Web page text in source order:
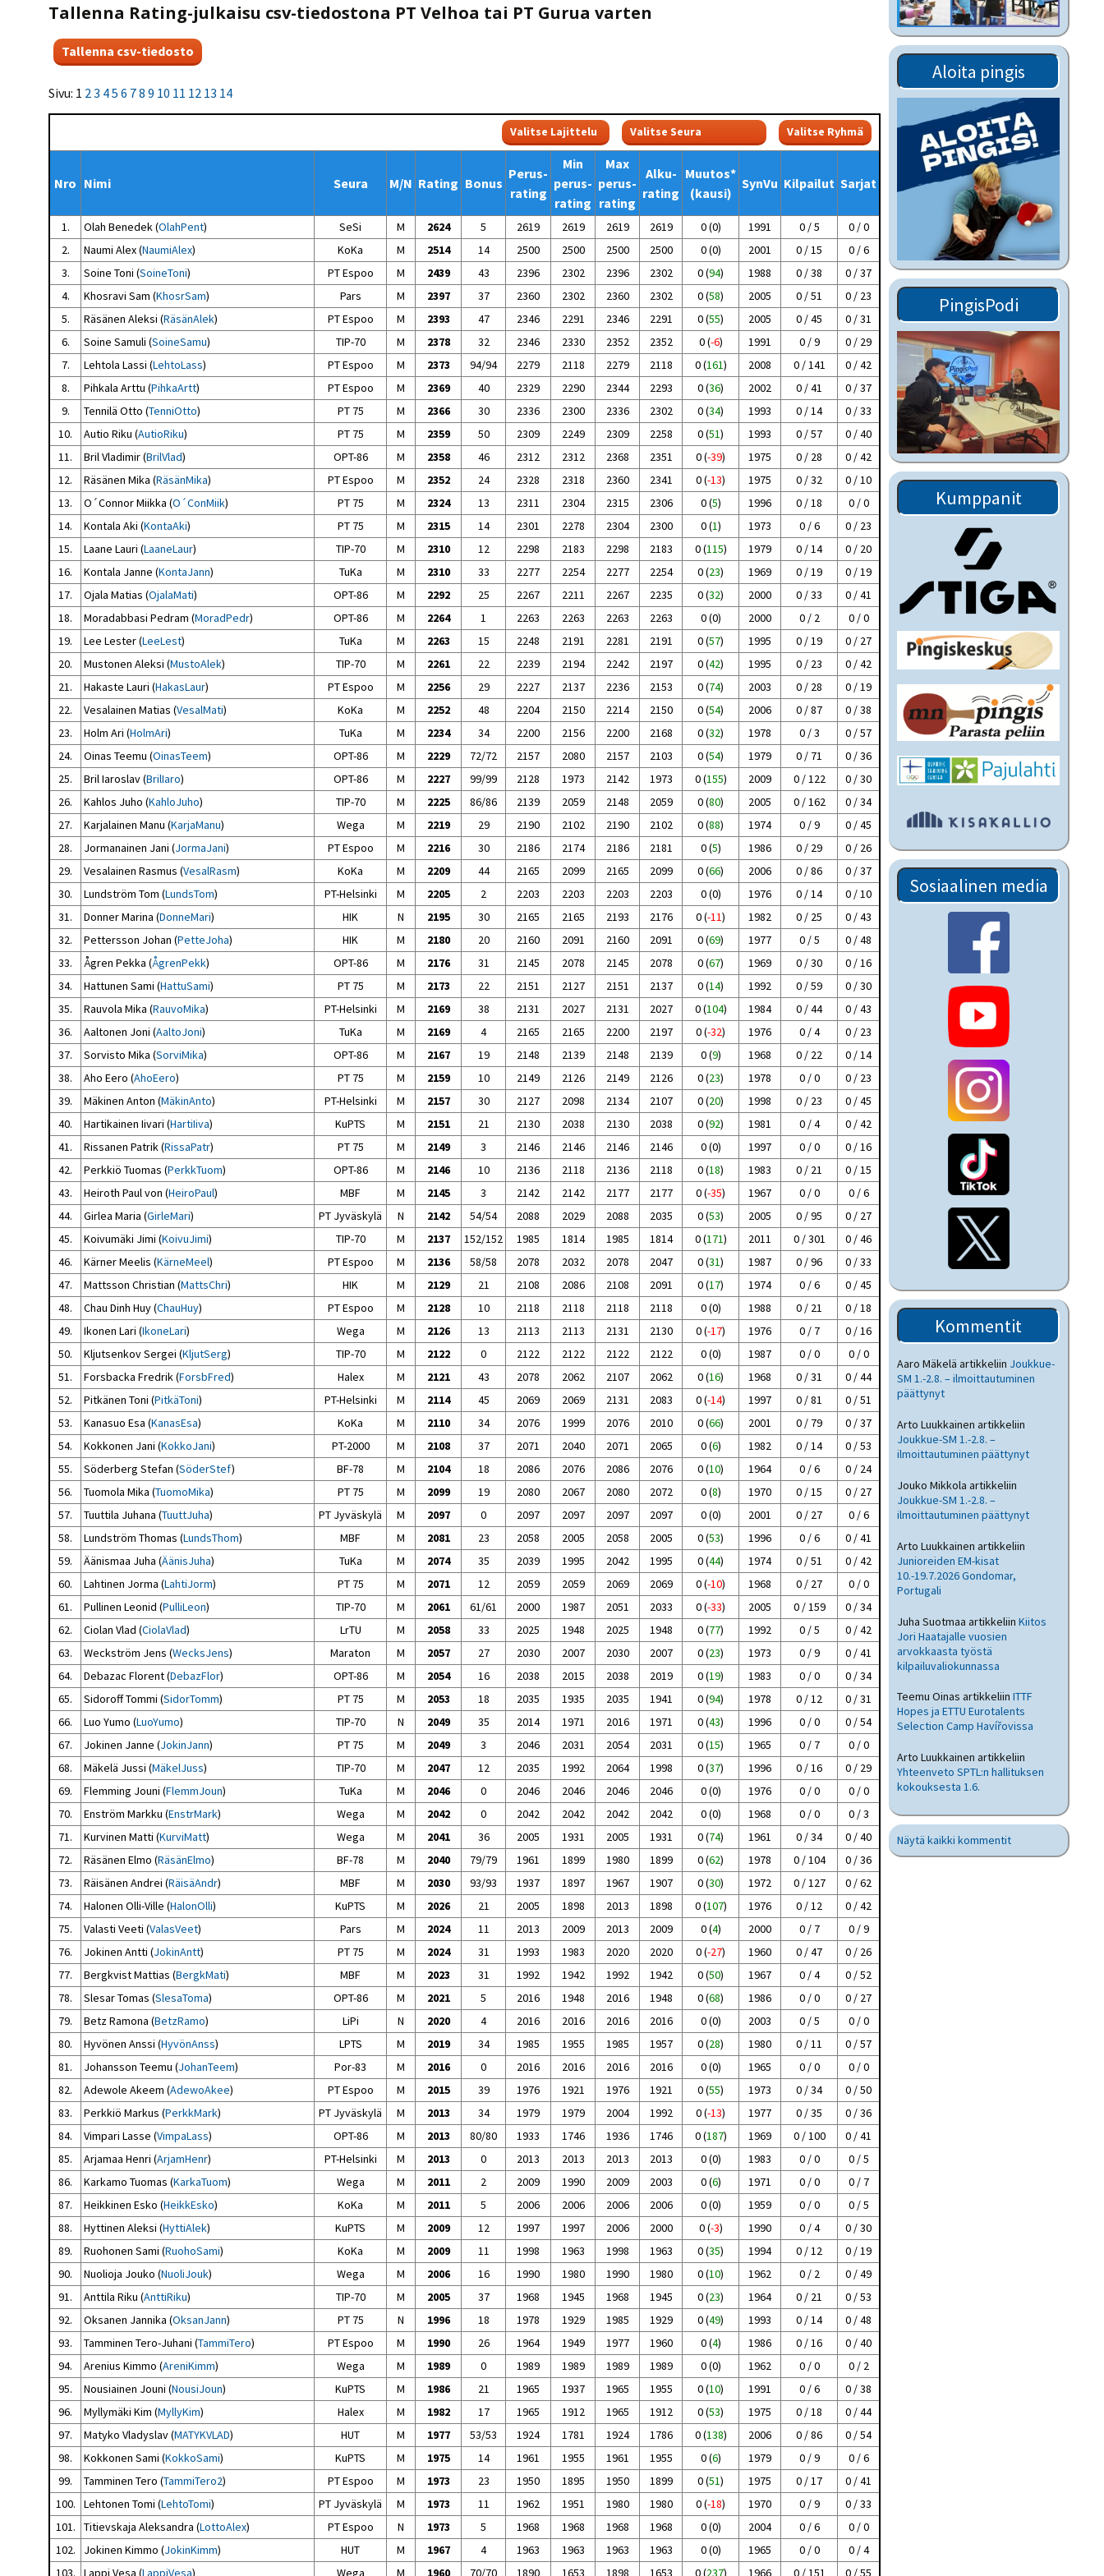
Valiokunnat
Vastuullisuus
Ilmoita epäasiallisesta
NETU in English
Tietosuoja
ohjeet
Rating-artikkelit
Rating-manuaali
Julkaistut Rating-listat
6-divisioona
Sarjatiedotteet
joukkueiden
Seurasiirrot
Seuratiedotteet
EU-Erasmus:
sukupuolten tasa-arvo
kattavan osallisuuden
kautta
pöytätenniksessä-opas
Venyttely
Tallenna Rating-julkaisu csv-tiedostona PT Velhoa tai PT Gurua varten
Sivu: 1 23 45 6 78 9 10 11 12 13 14
Nro Nimi Seura M/N Rating Bonus
Perus-
rating
Min
perus-
rating
Max
perus-
rating
Alku-
rating
Muutos*
(kausi)
SynVu Kilpailut Sarjat
1. Olah Benedek (OlahPent) SeSi M 2624 5 2619 2619 2619 2619 0(0) 1991 0 / 5
0 / 0
2.
Naumi Alex (NaumiAlex) KoKa M 2514 14 2500 2500 2500 2500 0(0) 2001 0 / 15
0 / 6
3.
Soine Toni (SoineToni) PT Espoo M 2439 43 2396 2302 2396 2302 0(94) 1988 0 / 38
0 / 37
4.
Khosravi Sam (KhosrSam) Pars M 2397 37 2360 2302 2360 2302 0(58) 2005 0 / 51
0 / 23
5.
Räsänen Aleksi (RäsänAlek) PT Espoo M 2393 47 2346 2291 2346 2291 0(55) 2005 0 / 45
0 / 31
6.
Soine Samuli (SoineSamu) TIP-70 M 2378 32 2346 2330 2352 2352 0(-6) 1991 0 / 9
0 / 29
7.
Lehtola Lassi (LehtoLass) PT Espoo M 2373 94/94 2279 2118 2279 2118 0(161) 2008 0 / 141
0 / 42
8.
Pihkala Arttu (PihkaArtt) PT Espoo M 2369 40 2329 2290 2344 2293 0(36) 2002 0 / 41
0 / 37
9.
Tennilä Otto (TenniOtto) PT 75 M 2366 30 2336 2300 2336 2302 0(34) 1993 0 / 14
0 / 33
10.
Autio Riku (AutioRiku) PT 75 M 2359 50 2309 2249 2309 2258 0(51) 1993 0 / 57
0 / 40
11.
Bril Vladimir (BrilVlad) OPT-86 M 2358 46 2312 2312 2368 2351 0(-39) 1975 0 / 28
0 / 42
12.
Räsänen Mika (RäsänMika) PT Espoo M 2352 24 2328 2318 2360 2341 0(-13) 1975 0 / 32
0 / 10
13.
O´Connor Miikka (O´ConMiik) PT 75 M 2324 13 2311 2304 2315 2306 0(5) 1996 0 / 18
0 / 0
14.
Kontala Aki (KontaAki) PT 75 M 2315 14 2301 2278 2304 2300 0(1) 1973 0 / 6
0 / 23
15.
Laane Lauri (LaaneLaur) TIP-70 M 2310 12 2298 2183 2298 2183 0(115) 1979 0 / 14
0 / 20
16.
Kontala Janne (KontaJann) TuKa M 2310 33 2277 2254 2277 2254 0(23) 1969 0 / 19
0 / 19
17.
Ojala Matias (OjalaMati) OPT-86 M 2292 25 2267 2211 2267 2235 0(32) 2000 0 / 33
0 / 41
18.
Moradabbasi Pedram (MoradPedr) OPT-86 M 2264 1 2263 2263 2263 2263 0(0) 2000 0 / 2
0 / 0
19.
Lee Lester (LeeLest) TuKa M 2263 15 2248 2191 2281 2191 0(57) 1995 0 / 19
0 / 27
20.
Mustonen Aleksi (MustoAlek) TIP-70 M 2261 22 2239 2194 2242 2197 0(42) 1995 0 / 23
0 / 42
21.
Hakaste Lauri (HakasLaur) PT Espoo M 2256 29 2227 2137 2236 2153 0(74) 2003 0 / 28
0 / 19
22.
Vesalainen Matias (VesalMati) KoKa M 2252 48 2204 2150 2214 2150 0(54) 2006 0 / 87
0 / 38
23.
Holm Ari (HolmAri) TuKa M 2234 34 2200 2156 2200 2168 0(32) 1978 0 / 3
0 / 57
24.
Oinas Teemu (OinasTeem) OPT-86 M 2229 72/72 2157 2080 2157 2103 0(54) 1979 0 / 71
0 / 36
25.
Bril Iaroslav (BrilIaro) OPT-86 M 2227 99/99 2128 1973 2142 1973 0(155) 2009 0 / 122
0 / 30
26.
Kahlos Juho (KahloJuho) TIP-70 M 2225 86/86 2139 2059 2148 2059 0(80) 2005 0 / 162
0 / 34
27.
Karjalainen Manu (KarjaManu) Wega M 2219 29 2190 2102 2190 2102 0(88) 1974 0 / 9
0 / 45
28.
Jormanainen Jani (JormaJani) PT Espoo M 2216 30 2186 2174 2186 2181 0(5) 1986 0 / 29
0 / 26
29.
Vesalainen Rasmus (VesalRasm) KoKa M 2209 44 2165 2099 2165 2099 0(66) 2006 0 / 86
0 / 37
30.
Lundström Tom (LundsTom) PT-Helsinki M 2205 2 2203 2203 2203 2203 0(0) 1976 0 / 14
0 / 10
31.
Donner Marina (DonneMari) HIK N 2195 30 2165 2165 2193 2176 0(-11) 1982 0 / 25
0 / 43
32.
Pettersson Johan (PetteJoha) HIK M 2180 20 2160 2091 2160 2091 0(69) 1977 0 / 5
0 / 48
33.
Ågren Pekka (ÅgrenPekk) OPT-86 M 2176 31 2145 2078 2145 2078 0(67) 1969 0 / 30
0 / 16
34.
Hattunen Sami (HattuSami) PT 75 M 2173 22 2151 2127 2151 2137 0(14) 1992 0 / 59
0 / 30
35.
Rauvola Mika (RauvoMika) PT-Helsinki M 2169 38 2131 2027 2131 2027 0(104) 1984 0 / 44
0 / 43
36.
Aaltonen Joni (AaltoJoni) TuKa M 2169 4 2165 2165 2200 2197 0(-32) 1976 0 / 4
0 / 23
37.
Sorvisto Mika (SorviMika) OPT-86 M 2167 19 2148 2139 2148 2139 0(9) 1968 0 / 22
0 / 14
38.
Aho Eero (AhoEero) PT 75 M 2159 10 2149 2126 2149 2126 0(23) 1978 0 / 0
0 / 23
39.
Mäkinen Anton (MäkinAnto) PT-Helsinki M 2157 30 2127 2098 2134 2107 0(20) 1998 0 / 23
0 / 45
40.
Hartikainen Iivari (HartiIiva) KuPTS M 2151 21 2130 2038 2130 2038 0(92) 1981 0 / 4
0 / 42
41.
Rissanen Patrik (RissaPatr) PT 75 M 2149 3 2146 2146 2146 2146 0(0) 1997 0 / 0
0 / 16
42.
Perkkiö Tuomas (PerkkTuom) OPT-86 M 2146 10 2136 2118 2136 2118 0(18) 1983 0 / 21
0 / 15
43.
Heiroth Paul von (HeiroPaul) MBF M 2145 3 2142 2142 2177 2177 0(-35) 1967 0 / 0
0 / 6
44.
Girlea Maria (GirleMari) PT Jyväskylä N 2142 54/54 2088 2029 2088 2035 0(53) 2005 0 / 95
0 / 27
45.
Koivumäki Jimi (KoivuJimi) TIP-70 M 2137 152/152 1985 1814 1985 1814 0(171) 2011 0 / 301
0 / 46
46.
Kärner Meelis (KärneMeel) PT Espoo M 2136 58/58 2078 2032 2078 2047 0(31) 1987 0 / 96
0 / 33
47.
Mattsson Christian (MattsChri) HIK M 2129 21 2108 2086 2108 2091 0(17) 1974 0 / 6
0 / 45
48.
Chau Dinh Huy (ChauHuy) PT Espoo M 2128 10 2118 2118 2118 2118 0(0) 1988 0 / 21
0 / 18
49.
Ikonen Lari (IkoneLari) Wega M 2126 13 2113 2113 2131 2130 0(-17) 1976 0 / 7
0 / 16
50.
Kljutsenkov Sergei (KljutSerg) TIP-70 M 2122 0 2122 2122 2122 2122 0(0) 1987 0 / 0
0 / 0
51.
Forsbacka Fredrik (ForsbFred) Halex M 2121 43 2078 2062 2107 2062 0(16) 1968 0 / 31
0 / 44
52.
Pitkänen Toni (PitkäToni) PT-Helsinki M 2114 45 2069 2069 2131 2083 0(-14) 1997 0 / 81
0 / 51
53.
Kanasuo Esa (KanasEsa) KoKa M 2110 34 2076 1999 2076 2010 0(66) 2001 0 / 79
0 / 37
54.
Kokkonen Jani (KokkoJani) PT-2000 M 2108 37 2071 2040 2071 2065 0(6) 1982 0 / 14
0 / 53
55.
Söderberg Stefan (SöderStef) BF-78 M 2104 18 2086 2076 2086 2076 0(10) 1964 0 / 6
0 / 24
56.
Tuomola Mika (TuomoMika) PT 75 M 2099 19 2080 2067 2080 2072 0(8) 1970 0 / 15
0 / 27
57.
Tuuttila Juhana (TuuttJuha) PT Jyväskylä M 2097 0 2097 2097 2097 2097 0(0) 2001 0 / 27
0 / 6
58.
Lundström Thomas (LundsThom) MBF M 2081 23 2058 2005 2058 2005 0(53) 1996 0 / 6
0 / 41
59.
Äänismaa Juha (ÄänisJuha) TuKa M 2074 35 2039 1995 2042 1995 0(44) 1974 0 / 51
0 / 42
60.
Lahtinen Jorma (LahtiJorm) PT 75 M 2071 12 2059 2059 2069 2069 0(-10) 1968 0 / 27
0 / 0
61.
Pullinen Leonid (PulliLeon) TIP-70 M 2061 61/61 2000 1987 2051 2033 0(-33) 2005 0 / 159
0 / 34
62.
Ciolan Vlad (CiolaVlad) LrTU M 2058 33 2025 1948 2025 1948 0(77) 1992 0 / 5
0 / 42
63.
Weckström Jens (WecksJens) Maraton M 2057 27 2030 2007 2030 2007 0(23) 1973 0 / 9
0 / 41
64.
Debazac Florent (DebazFlor) OPT-86 M 2054 16 2038 2015 2038 2019 0(19) 1983 0 / 0
0 / 34
65.
Sidoroff Tommi (SidorTomm) PT 75 M 2053 18 2035 1935 2035 1941 0(94) 1978 0 / 12
0 / 31
66.
Luo Yumo (LuoYumo) TIP-70 N 2049 35 2014 1971 2016 1971 0(43) 1996 0 / 0
0 / 54
67.
Jokinen Janne (JokinJann) PT 75 M 2049 3 2046 2031 2054 2031 0(15) 1965 0 / 7
0 / 0
68.
Mäkelä Jussi (MäkelJuss) TIP-70 M 2047 12 2035 1992 2064 1998 0(37) 1996 0 / 16
0 / 29
69.
Flemming Jouni (FlemmJoun) TuKa M 2046 0 2046 2046 2046 2046 0(0) 1976 0 / 0
0 / 0
70.
Enström Markku (EnstrMark) Wega M 2042 0 2042 2042 2042 2042 0(0) 1968 0 / 0
0 / 3
71.
Kurvinen Matti (KurviMatt) Wega M 2041 36 2005 1931 2005 1931 0(74) 1961 0 / 34
0 / 40
72.
Räsänen Elmo (RäsänElmo) BF-78 M 2040 79/79 1961 1899 1980 1899 0(62) 1978 0 / 104
0 / 36
73.
Räisänen Andrei (RäisäAndr) MBF M 2030 93/93 1937 1897 1967 1907 0(30) 1972 0 / 127
0 / 62
74.
Halonen Olli-Ville (HalonOlli) KuPTS M 2026 21 2005 1898 2013 1898 0(107) 1976 0 / 12
0 / 42
75.
Valasti Veeti (ValasVeet) Pars M 2024 11 2013 2009 2013 2009 0(4) 2000 0 / 7
0 / 9
76.
Jokinen Antti (JokinAntt) PT 75 M 2024 31 1993 1983 2020 2020 0(-27) 1960 0 / 47
0 / 26
77.
Bergkvist Mattias (BergkMati) MBF M 2023 31 1992 1942 1992 1942 0(50) 1967 0 / 4
0 / 52
78.
Slesar Tomas (SlesaToma) OPT-86 M 2021 5 2016 1948 2016 1948 0(68) 1986 0 / 0
0 / 27
79.
Betz Ramona (BetzRamo) LiPi N 2020 4 2016 2016 2016 2016 0(0) 2003 0 / 5
0 / 0
80.
Hyvönen Anssi (HyvönAnss) LPTS M 2019 34 1985 1955 1985 1957 0(28) 1980 0 / 11
0 / 57
81.
Johansson Teemu (JohanTeem) Por-83 M 2016 0 2016 2016 2016 2016 0(0) 1965 0 / 0
0 / 0
82.
Adewole Akeem (AdewoAkee) PT Espoo M 2015 39 1976 1921 1976 1921 0(55) 1973 0 / 34
0 / 50
83.
Perkkiö Markus (PerkkMark) PT Jyväskylä M 2013 34 1979 1979 2004 1992 0(-13) 1977 0 / 35
0 / 36
84.
Vimpari Lasse (VimpaLass) OPT-86 M 2013 80/80 1933 1746 1936 1746 0(187) 1969 0 / 100
0 / 41
85.
Arjamaa Henri (ArjamHenr) PT-Helsinki M 2013 0 2013 2013 2013 2013 0(0) 1983 0 / 0
0 / 5
86.
Karkamo Tuomas (KarkaTuom) Wega M 2011 2 2009 1990 2009 2003 0(6) 1971 0 / 0
0 / 7
87.
Heikkinen Esko (HeikkEsko) KoKa M 2011 5 2006 2006 2006 2006 0(0) 1959 0 / 0
0 / 5
88.
Hyttinen Aleksi (HyttiAlek) KuPTS M 2009 12 1997 1997 2006 2000 0(-3) 1990 0 / 4
0 / 30
89.
Ruohonen Sami (RuohoSami) KoKa M 2009 11 1998 1963 1998 1963 0(35) 1994 0 / 12
0 / 19
90.
Nuolioja Jouko (NuoliJouk) Wega M 2006 16 1990 1980 1990 1980 0(10) 1962 0 / 2
0 / 49
91.
Anttila Riku (AnttiRiku) TIP-70 M 2005 37 1968 1945 1968 1945 0(23) 1964 0 / 21
0 / 53
92.
Oksanen Jannika (OksanJann) PT 75 N 1996 18 1978 1929 1985 1929 0(49) 1993 0 / 14
0 / 48
93.
Tamminen Tero-Juhani (TammiTero) PT Espoo M 1990 26 1964 1949 1977 1960 0(4) 1986 0 / 16
0 / 40
94.
Arenius Kimmo (AreniKimm) Wega M 1989 0 1989 1989 1989 1989 0(0) 1962 0 / 0
0 / 2
95.
Nousiainen Jouni (NousiJoun) KuPTS M 1986 21 1965 1937 1965 1955 0(10) 1991 0 / 6
0 / 38
96.
Myllymäki Kim (MyllyKim) Halex M 1982 17 1965 1912 1965 1912 0(53) 1975 0 / 18
0 / 44
97.
Matyko Vladyslav (MATYKVLAD) HUT M 1977 53/53 1924 1781 1924 1786 0(138) 2006 0 / 86
0 / 54
98.
Kokkonen Sami (KokkoSami) KuPTS M 1975 14 1961 1955 1961 1955 0(6) 1979 0 / 9
0 / 6
99.
Tamminen Tero (TammiTero2) PT Espoo M 1973 23 1950 1895 1950 1899 0(51) 1975 0 / 17
0 / 41
100.
Lehtonen Tomi (LehtoTomi) PT Jyväskylä M 1973 11 1962 1951 1980 1980 0(-18) 1970 0 / 9
0 / 33
101.
Titievskaja Aleksandra (LottoAlex) PT Espoo N 1973 5 1968 1968 1968 1968 0(0) 2004 0 / 6
0 / 0
102.
Jokinen Kimmo (JokinKimm) HUT M 1967 4 1963 1963 1963 1963 0(0) 1965 0 / 0
0 / 4
103.
Lappi Vesa (LappiVesa) Wega M 1960 70/70 1890 1653 1898 1653 0(237) 1966 0 / 151 0 / 55
Aloita pingis
PingisPodi
Kumppanit
Sosiaalinen media
Kommentit
Aaro Mäkelä artikkeliin Joukkue-
SM 1.-2.8. – ilmoittautuminen
päättynyt
Arto Luukkainen artikkeliin
Joukkue-SM 1.-2.8. –
ilmoittautuminen päättynyt
Jouko Mikkola artikkeliin
Joukkue-SM 1.-2.8. –
ilmoittautuminen päättynyt
Arto Luukkainen artikkeliin
Junioreiden EM-kisat
10.-19.7.2026 Gondomar,
Portugali
Juha Suotmaa artikkeliin Kiitos
Jori Haatajalle vuosien
arvokkaasta työstä
kilpailuvaliokunnassa
Teemu Oinas artikkeliin ITTF
Hopes ja ETTU Eurotalents
Selection Camp Havířovissa
Arto Luukkainen artikkeliin
Yhteenveto SPTL:n hallituksen
kokouksesta 1.6.
Näytä kaikki kommentit